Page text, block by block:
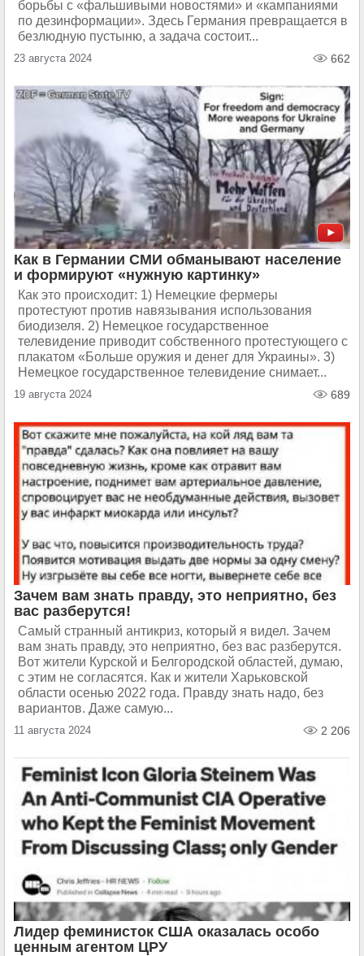
борьбы с «фальшивыми новостями» и «кампаниями
по дезинформации». Здесь Германия превращается в
безлюдную пустыню, а задача состоит...
23 августа 2024 662
Как в Германии СМИ обманывают население
и формируют «нужную картинку»
Как это происходит: 1) Немецкие фермеры
протестуют против навязывания использования
биодизеля. 2) Немецкое государственное
телевидение приводит собственного протестующего с
плакатом «Больше оружия и денег для Украины». 3)
Немецкое государственное телевидение снимает...
19 августа 2024 689
Зачем вам знать правду, это неприятно, без
вас разберутся!
Самый странный антикриз, который я видел. Зачем
вам знать правду, это неприятно, без вас разберутся.
Вот жители Курской и Белгородской областей, думаю,
с этим не согласятся. Как и жители Харьковской
области осенью 2022 года. Правду знать надо, без
вариантов. Даже самую...
11 августа 2024 2 206
Лидер феминисток США оказалась особо
ценным агентом ЦРУ